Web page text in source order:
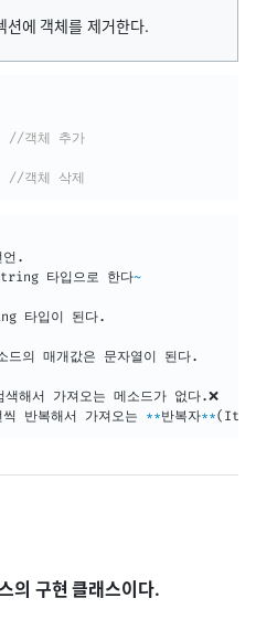
션에 객체를 제거한다.
//객체 추가
//객체 삭제
.
타입으로 한다~
타입이 된다.
드의 매개값은 문자열이 된다.
해서 가져오는 메소드가 없다.❌
반복해서 가져오는 **반복자**(
의 구현 클래스이다.